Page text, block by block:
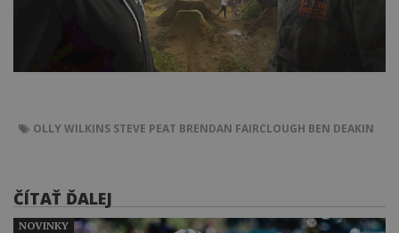
OLLY WILKINS STEVE PEAT BRENDAN FAIRCLOUGH BEN DEAKIN
ČÍTAŤ ĎALEJ
NOVINKY